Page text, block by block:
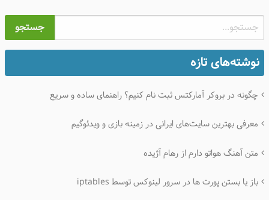
جستجو
نوشته‌های تازه
چگونه در بروکر آمارکتس ثبت نام کنیم؟ راهنمای ساده و سریع
معرفی بهترین سایت‌های ایرانی در زمینه بازی و ویدئوگیم
متن آهنگ هواتو دارم از رهام آژیده
باز یا بستن پورت ها در سرور لینوکس توسط iptables